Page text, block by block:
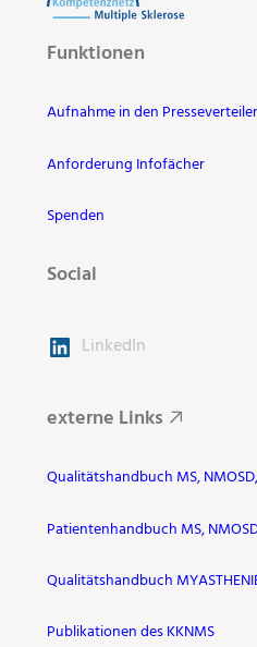
Funktionen
Aufnahme in den Presseverteiler
Anforderung Infofächer
Spenden
Social
LinkedIn
externe Links
Qualitätshandbuch MS,
Patientenhandbuch MS,
Qualitätshandbuch
Publikationen des KKNMS